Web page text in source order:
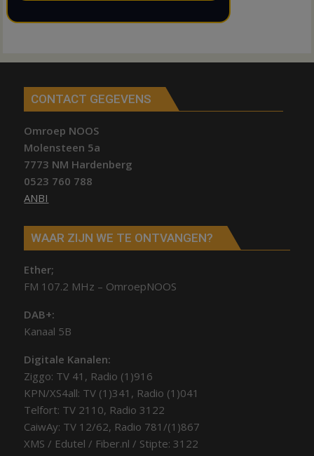
CONTACT GEGEVENS
Omroep NOOS
Molensteen 5a
7773 NM Hardenberg
0523 760 788
ANBI
WAAR ZIJN WE TE ONTVANGEN?
Ether;
FM 107.2 MHz – OmroepNOOS
DAB+:
Kanaal 5B
Digitale Kanalen:
Ziggo: TV 41, Radio (1)916
KPN/XS4all: TV (1)341, Radio (1)041
Telfort: TV 2110, Radio 3122
CaiwAy: TV 12/62, Radio 781/(1)867
XMS / Edutel / Fiber.nl / Stipte: 3122